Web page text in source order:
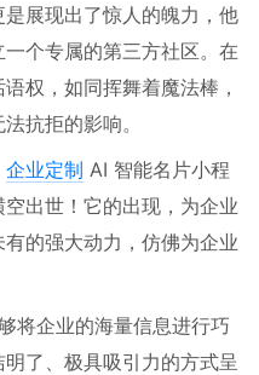
展现出了惊人的魄力，他
个专属的第三方社区。在
权，如同挥舞着魔法棒，
抗拒的影响。
企业定制 AI 智能名片小程
出世！它的出现，为企业
的强大动力，仿佛为企业
将企业的海量信息进行巧
了、极具吸引力的方式呈